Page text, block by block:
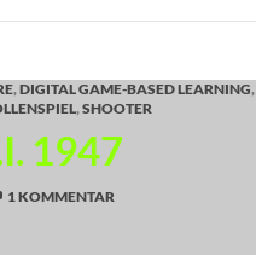
,DIGITAL GAME-BASED LEARNING,
,SHOOTER
1947
1 KOMMENTAR